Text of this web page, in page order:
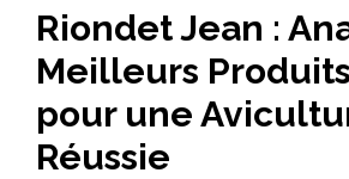
Riondet Jean :
Meilleurs
pour une
Réussie